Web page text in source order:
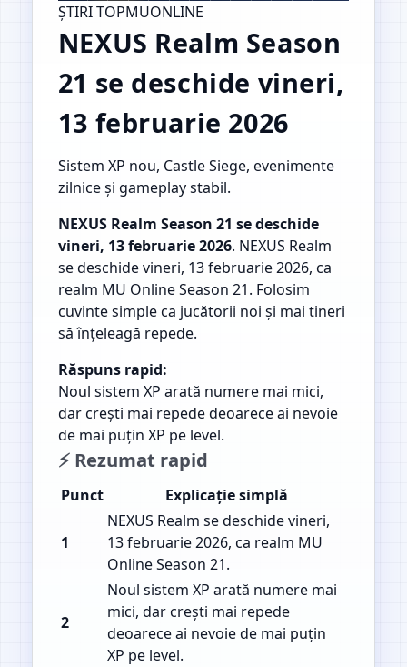
ȘTIRI TOPMUONLINE
NEXUS Realm Season
21 se deschide vineri,
13 februarie 2026
Sistem XP nou, Castle Siege, evenimente
zilnice și gameplay stabil.
NEXUS Realm Season 21 se deschide
vineri, 13 februarie 2026. NEXUS Realm
se deschide vineri, 13 februarie 2026, ca
realm MU Online Season 21. Folosim
cuvinte simple ca jucătorii noi și mai tineri
să înțeleagă repede.
Răspuns rapid:
Noul sistem XP arată numere mai mici,
dar crești mai repede deoarece ai nevoie
de mai puțin XP pe level.
⚡ Rezumat rapid
Punct Explicație simplă
1
NEXUS Realm se deschide vineri,
13 februarie 2026, ca realm MU
Online Season 21.
2
Noul sistem XP arată numere mai
mici, dar crești mai repede
deoarece ai nevoie de mai puțin
XP pe level.